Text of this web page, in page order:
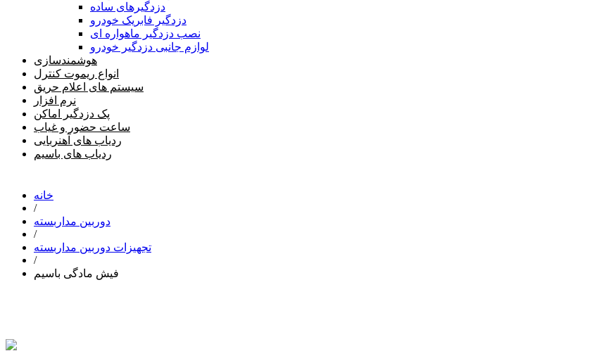
دزدگیرهای ساده
دزدگیر فابریک خودرو
نصب دزدگیر ماهواره ای
لوازم جانبی دزدگیر خودرو
هوشمندسازی
انواع ریموت کنترل
سیستم های اعلام حریق
نرم افزار
پک دزدگیر اماکن
ساعت حضور و غیاب
ردیاب های آهنربایی
ردیاب های باسیم
خانه
/
دوربین مداربسته
/
تجهیزات دوربین مداربسته
/
فیش مادگی باسیم